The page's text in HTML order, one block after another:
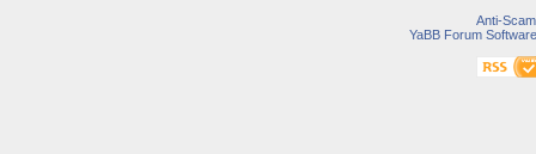
Anti-Scam
YaBB Forum Software